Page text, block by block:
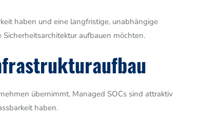
haben und eine langfristige, unabhängige
aufbauen möchten.
übernimmt. Managed SOCs sind attraktiv
haben.